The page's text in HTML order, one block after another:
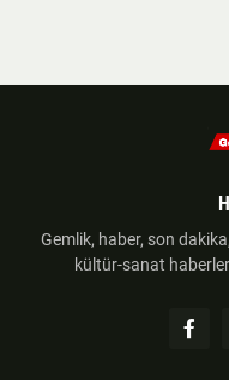
Gemlik, haber, son
kültür-sanat